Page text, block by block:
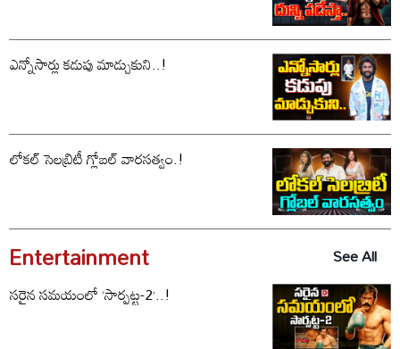
ఎన్నోసార్లు కడుపు మాడ్చుకుని..!
లోకల్ సెలబ్రిటీ గ్లోబల్ వారసత్వం.!
Entertainment
See All
సరైన సమయంలో ‘సార్పట్ట-2’..!